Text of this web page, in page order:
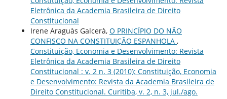
Eletrônica da Academia Brasileira de Direito
Constitucional
Irene Araguàs Galcerà, O PRINCÍPIO DO NÃO
CONFISCO NA CONSTITUIÇÃO ESPANHOLA ,
Constituição, Economia e Desenvolvimento: Revista
Eletrônica da Academia Brasileira de Direito
Constitucional : v. 2 n. 3 (2010): Constituição, Economia
e Desenvolvimento: Revista da Academia Brasileira de
Direito Constitucional. Curitiba, v. 2, n. 3, jul./ago.